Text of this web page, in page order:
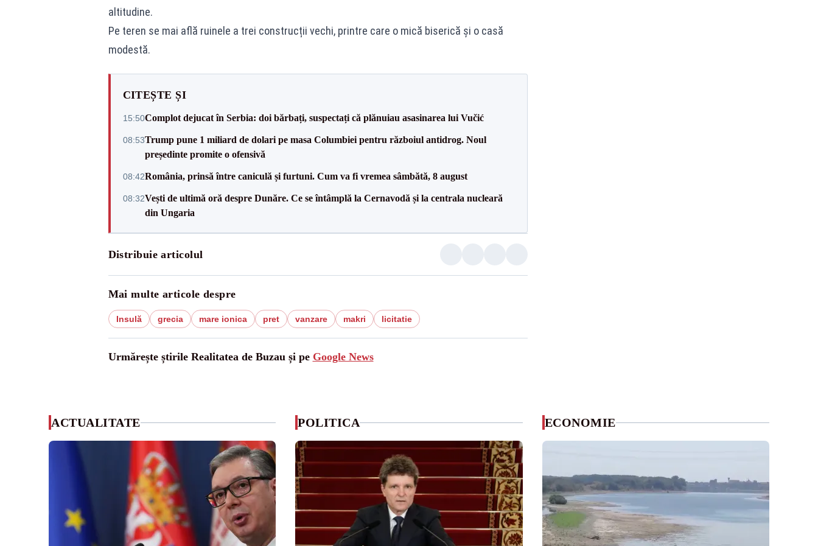
altitudine.
Pe teren se mai află ruinele a trei construcții vechi, printre care o mică biserică și o casă
modestă.
CITEȘTE ȘI
15:50Complot dejucat în Serbia: doi bărbați, suspectați că plănuiau asasinarea lui Vučić
08:53Trump pune 1 miliard de dolari pe masa Columbiei pentru războiul antidrog. Noul
președinte promite o ofensivă
08:42România, prinsă între caniculă și furtuni. Cum va fi vremea sâmbătă, 8 august
08:32Vești de ultimă oră despre Dunăre. Ce se întâmplă la Cernavodă și la centrala nucleară
din Ungaria
Distribuie articolul
Mai multe articole despre
Insulă grecia mare ionica pret vanzare makri licitatie
Urmărește știrile Realitatea de Buzau și pe Google News
ACTUALITATE POLITICA ECONOMIE